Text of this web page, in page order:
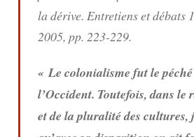
la dérive. Entretiens et débats
2005, pp. 223-229.
« Le colonialisme fut le
l’Occident. Toutefois, dans
et de la pluralité des cultures,